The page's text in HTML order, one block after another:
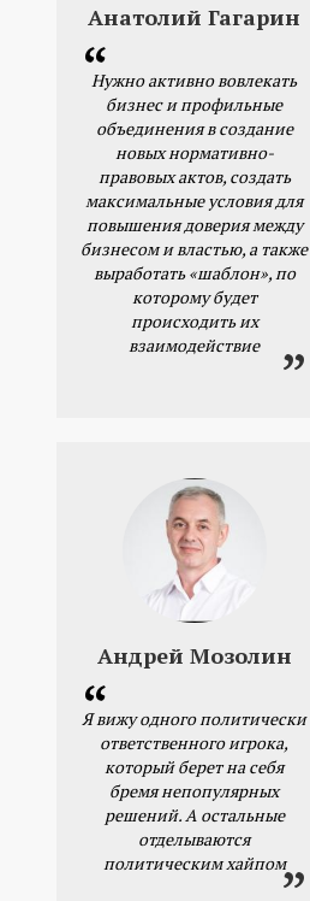
Анатолий Гагарин
Нужно активно вовлекать
бизнес и профильные
объединения в создание
новых нормативно-
правовых актов, создать
максимальные условия для
повышения доверия между
бизнесом и властью, а также
выработать «шаблон», по
которому будет
происходить их
взаимодействие
Андрей Мозолин
Я вижу одного политически
ответственного игрока,
который берет на себя
бремя непопулярных
решений. А остальные
отделываются
политическим хайпом